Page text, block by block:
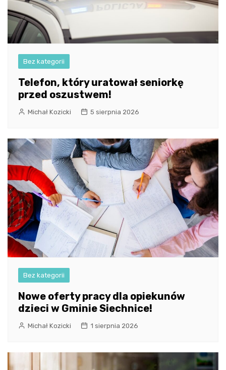
Bez kategorii
Telefon, który uratował seniorkę
przed oszustwem!
Michał Kozicki 5 sierpnia 2026
Bez kategorii
Nowe oferty pracy dla opiekunów
dzieci w Gminie Siechnice!
Michał Kozicki 1 sierpnia 2026